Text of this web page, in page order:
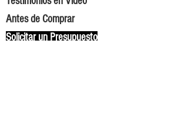
Antes de Comprar
Solicitar un Presupuesto